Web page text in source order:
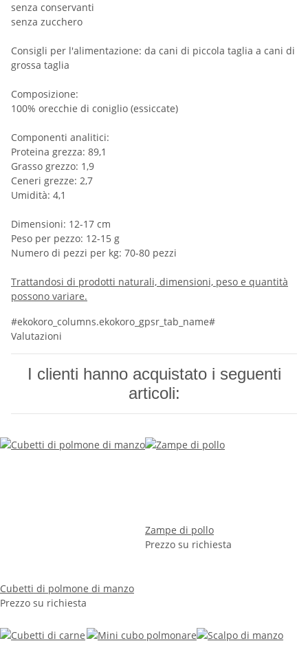
senza conservanti
senza zucchero
Consigli per l'alimentazione: da cani di piccola taglia a cani di
grossa taglia
Composizione:
100% orecchie di coniglio (essiccate)
Componenti analitici:
Proteina grezza: 89,1
Grasso grezzo: 1,9
Ceneri grezze: 2,7
Umidità: 4,1
Dimensioni: 12-17 cm
Peso per pezzo: 12-15 g
Numero di pezzi per kg: 70-80 pezzi
Trattandosi di prodotti naturali, dimensioni, peso e quantità
possono variare.
#ekokoro_columns.ekokoro_gpsr_tab_name#
Valutazioni
I clienti hanno acquistato i seguenti
articoli:
Cubetti di polmone di manzo
Prezzo su richiesta
Zampe di pollo
Prezzo su richiesta